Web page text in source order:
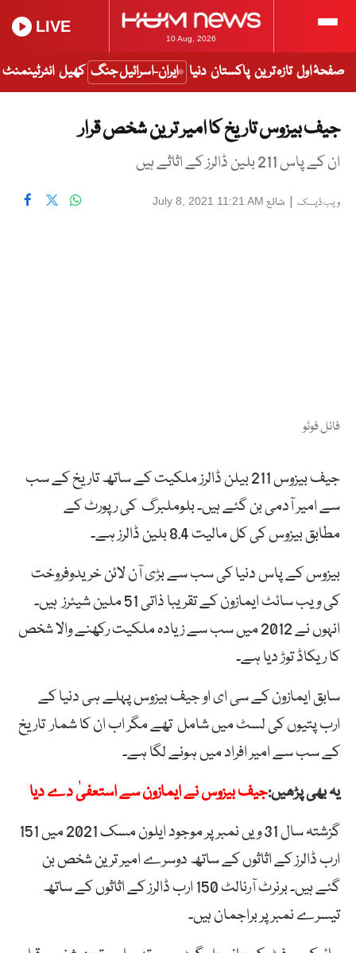
10 Aug, 2026
LIVE
صفحۂ اول تازہ ترین پاکستان دنیا ایران-اسرائیل جنگ کھیل انٹرٹینمنٹ
جیف بیزوس تاریخ کا امیر ترین شخص قرار
ان کے پاس 211 بلین ڈالرز کے اثاثے ہیں
ویب ڈیسک | شائع July 8, 2021 11:21 AM
فائل فوٹو
جیف بیزوس 211 بیلن ڈالرز ملکیت کے ساتھ تاریخ کے سب
سے امیر آدمی بن گئے ہیں۔ بلوملبرگ کی رپورٹ کے
مطابق بیزوس کی کل مالیت 8.4 بلین ڈالرز ہے۔
بیزوس کے پاس دنیا کی سب سے بڑی آن لائن خریدوفروخت
کی ویب سائٹ ایمازون کے تقریبا ذاتی 51 ملین شیئرز ہیں۔
انہوں نے 2012 میں سب سے زیادہ ملکیت رکھنے والا شخص
کا ریکاڈ توڑ دیا ہے۔
سابق ایمازون کے سی ای او جیف بیزوس پہلے ہی دنیا کے
ارب پتیوں کی لسٹ میں شامل تھے مگر اب ان کا شمار تاریخ
کے سب سے امیر افراد میں ہونے لگا ہے۔
یہ بھی پڑھیں:جیف بیزوس نے ایمازون سے استعفیٰ دے دیا
گزشتہ سال 31 ویں نمبر پر موجود ایلون مسک 2021 میں 151
ارب ڈالرز کے اثاثوں کے ساتھ دوسرے امیر ترین شخص بن
گئے ہیں۔ برنرٹ آرنالٹ 150 ارب ڈالرز کے اثاثوں کے ساتھ
تیسرے نمبر پر براجمان ہیں۔